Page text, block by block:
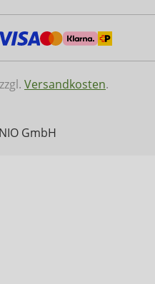
Versandkosten.
GmbH